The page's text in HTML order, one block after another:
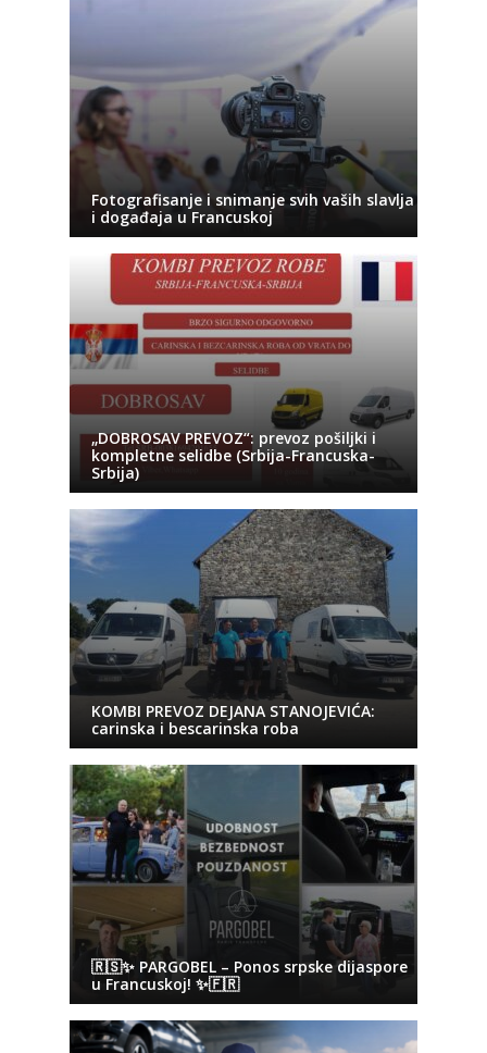
Fotografisanje i snimanje svih vaših slavlja
i događaja u Francuskoj
„DOBROSAV PREVOZ“: prevoz pošiljki i
kompletne selidbe (Srbija-Francuska-
Srbija)
KOMBI PREVOZ DEJANA STANOJEVIĆA:
carinska i bescarinska roba
🇷🇸✨ PARGOBEL – Ponos srpske dijaspore
u Francuskoj! ✨🇫🇷